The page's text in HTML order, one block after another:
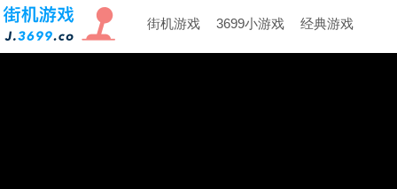
街机游戏 3699小游戏 经典游戏